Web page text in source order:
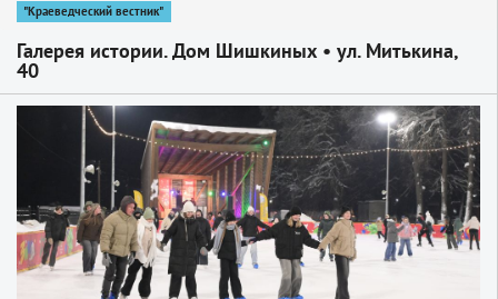
"Краеведческий вестник"
Галерея истории. Дом Шишкиных • ул. Митькина,
40